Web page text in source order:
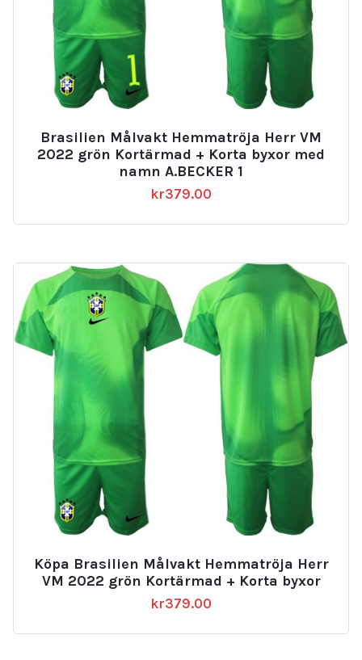
Brasilien Målvakt Hemmatröja Herr VM
2022 grön Kortärmad + Korta byxor med
namn A.BECKER 1
kr379.00
Köpa Brasilien Målvakt Hemmatröja Herr
VM 2022 grön Kortärmad + Korta byxor
kr379.00